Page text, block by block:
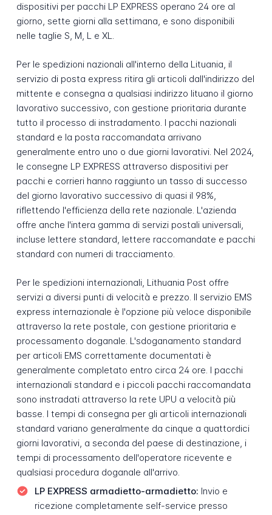
dispositivi per pacchi LP EXPRESS operano 24 ore al
giorno, sette giorni alla settimana, e sono disponibili
nelle taglie S, M, L e XL.
Per le spedizioni nazionali all'interno della Lituania, il
servizio di posta express ritira gli articoli dall'indirizzo del
mittente e consegna a qualsiasi indirizzo lituano il giorno
lavorativo successivo, con gestione prioritaria durante
tutto il processo di instradamento. I pacchi nazionali
standard e la posta raccomandata arrivano
generalmente entro uno o due giorni lavorativi. Nel 2024,
le consegne LP EXPRESS attraverso dispositivi per
pacchi e corrieri hanno raggiunto un tasso di successo
del giorno lavorativo successivo di quasi il 98%,
riflettendo l'efficienza della rete nazionale. L'azienda
offre anche l'intera gamma di servizi postali universali,
incluse lettere standard, lettere raccomandate e pacchi
standard con numeri di tracciamento.
Per le spedizioni internazionali, Lithuania Post offre
servizi a diversi punti di velocità e prezzo. Il servizio EMS
express internazionale è l'opzione più veloce disponibile
attraverso la rete postale, con gestione prioritaria e
processamento doganale. L'sdoganamento standard
per articoli EMS correttamente documentati è
generalmente completato entro circa 24 ore. I pacchi
internazionali standard e i piccoli pacchi raccomandata
sono instradati attraverso la rete UPU a velocità più
basse. I tempi di consegna per gli articoli internazionali
standard variano generalmente da cinque a quattordici
giorni lavorativi, a seconda del paese di destinazione, i
tempi di processamento dell'operatore ricevente e
qualsiasi procedura doganale all'arrivo.
LP EXPRESS armadietto-armadietto: Invio e
ricezione completamente self-service presso